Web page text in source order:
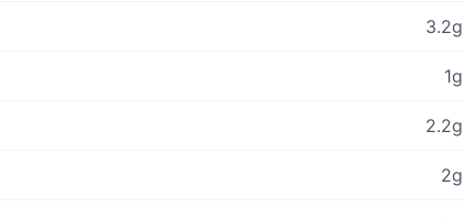
3.2g
1g
2.2g
2g